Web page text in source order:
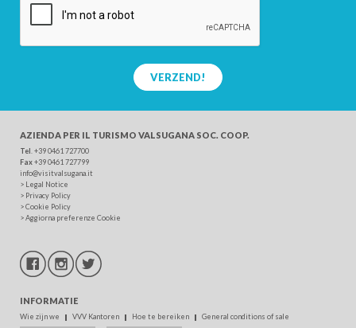
VERZEND!
AZIENDA PER IL TURISMO VALSUGANA SOC. COOP.
Tel . +39 0461 727700
Fax+39 0461 727799
info@visitvalsugana.it
> Legal Notice
> Privacy Policy
>Cookie Policy
>Aggiorna preferenze Cookie
INFORMATIE
Wie zijn we VVV Kantoren Hoe te bereiken General conditions of sale